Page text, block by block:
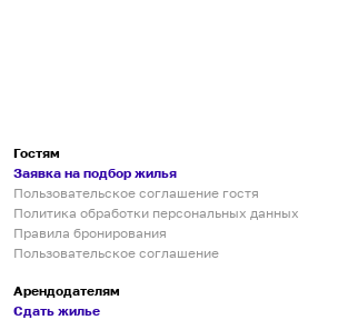
Гостям
Заявка на подбор жилья
Пользовательское соглашение гостя
Политика обработки персональных данных
Правила бронирования
Пользовательское соглашение
Арендодателям
Сдать жилье